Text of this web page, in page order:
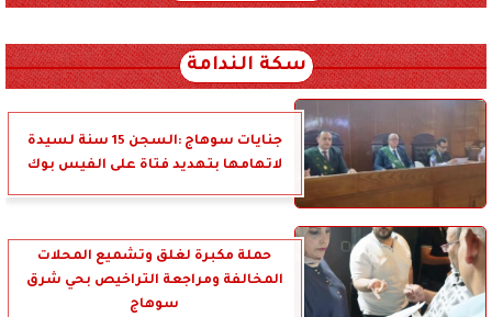
سكة الندامة
جنايات سوهاج :السجن 15 سنة لسيدة
لاتهامها بتهديد فتاة على الفيس بوك
حملة مكبرة لغلق وتشميع المحلات
المخالفة ومراجعة التراخيص بحي شرق
سوهاج